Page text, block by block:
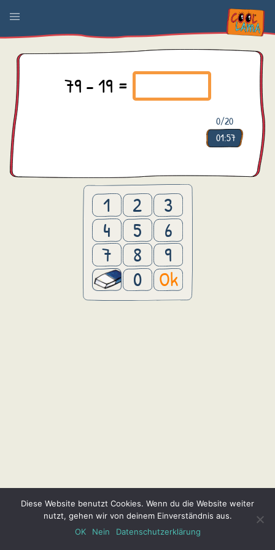
79 - 19 =
0/20
01:57
1 2
3
4
5
6
7
8
9
0
Ok
Diese Website benutzt Cookies. Wenn du die Website weiter
nutzt, gehen wir von deinem Einverständnis aus.
OK
Nein Datenschutzerklärung